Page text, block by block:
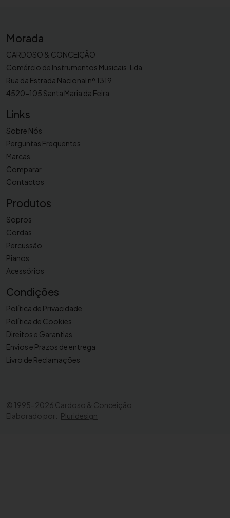
Morada
CARDOSO & CONCEIÇÃO
Comércio de Instrumentos Musicais, Lda
Rua da Estrada Nacional nº 1319
4520-105 Santa Maria da Feira
Links
Sobre Nós
Perguntas Frequentes
Marcas
Comparar
Contactos
Produtos
Sopros
Cordas
Percussão
Pianos
Acessórios
Condições
Política de Privacidade
Política de Cookies
Direitos e Garantias
Envios e Prazos de entrega
Livro de Reclamações
© 1995-2026 Cardoso & Conceição
Elaborado por: Pluridesign